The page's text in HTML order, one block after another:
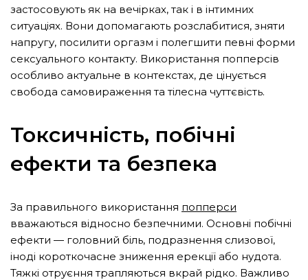
застосовують як на вечірках, так і в інтимних
ситуаціях. Вони допомагають розслабитися, зняти
напругу, посилити оргазм і полегшити певні форми
сексуального контакту. Використання попперсів
особливо актуальне в контекстах, де цінується
свобода самовираження та тілесна чуттєвість.
Токсичність, побічні
ефекти та безпека
За правильного використання попперси
вважаються відносно безпечними. Основні побічні
ефекти — головний біль, подразнення слизової,
іноді короткочасне зниження ерекції або нудота.
Тяжкі отруєння трапляються вкрай рідко. Важливо